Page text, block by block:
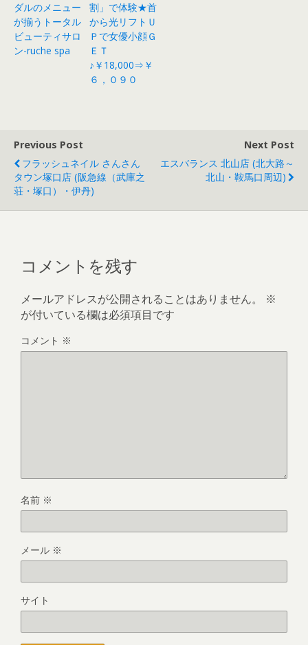
ダルのメニュー
が揃うトータル
ビューティサロ
ン-ruche spa
割」で体験★首
から光リフトＵ
Ｐで女優小顔Ｇ
ＥＴ
♪￥18,000⇒￥
６，０９０
Previous Post
フラッシュネイル さんさん
タウン塚口店 (阪急線（武庫之
荘・塚口）・伊丹)
Next Post
エスバランス 北山店 (北大路～
北山・鞍馬口周辺)
コメントを残す
メールアドレスが公開されることはありません。
※
が付いている欄は必須項目です
コメント ※
名前 ※
メール ※
サイト